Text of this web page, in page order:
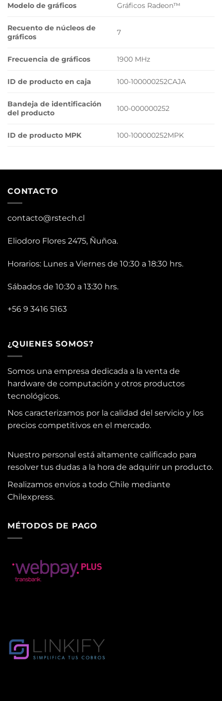
Modelo de gráficos Gráficos Radeon™
Recuento de núcleos de
gráficos
7
Frecuencia de gráficos 1900 MHz
ID de producto en caja 100-100000252CAJA
Bandeja de identificación
del producto
100-000000252
ID de producto MPK 100-100000252MPK
CONTACTO
contacto@rstech.cl
Eliodoro Flores 2475, Ñuñoa.
Horarios: Lunes a Viernes de 10:30 a 18:30 hrs.
Sábados de 10:30 a 13:30 hrs.
+56 9 3416 5163
¿QUIENES SOMOS?
Somos una empresa dedicada a la venta de
hardware de computación y otros productos
tecnológicos.
Nos caracterizamos por la calidad del servicio y los
precios competitivos en el mercado.
Nuestro personal está altamente calificado para
resolver tus dudas a la hora de adquirir un producto.
Realizamos envíos a todo Chile mediante
Chilexpress.
MÉTODOS DE PAGO